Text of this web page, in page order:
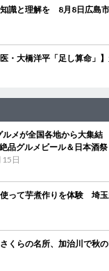
識と理解を 8月8日広島
・大橋洋平「足し算命」
ルメが全国各地から大集結
品グルメビール＆日本酒
日
って芋煮作りを体験 埼
くらの名所、加治川で秋